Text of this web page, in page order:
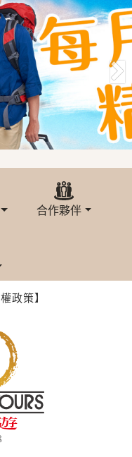
合作夥伴
政策】